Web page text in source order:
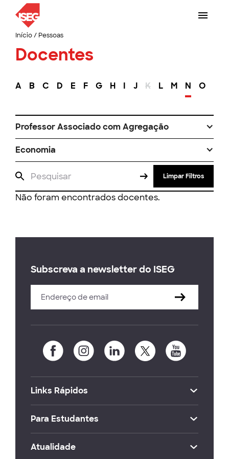
Início/ Pessoas
Docentes
A B C D E F G H I J K L M N O
Professor Associado com Agregação
Economia
Limpar Filtros
Não foram encontrados docentes.
Subscreva a newsletter do ISEG
Links Rápidos
Para Estudantes
Atualidade